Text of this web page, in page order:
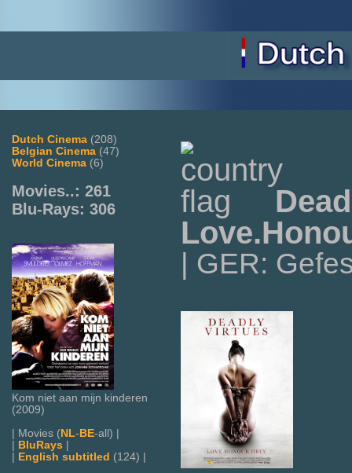
Dutch Cinema (208)
Belgian Cinema (47)
World Cinema (6)
Movies..: 261
Blu-Rays: 306
Kom niet aan mijn kinderen
(2009)
| Movies (NL-BE-all) |
| BluRays |
| English subtitled (124) |
| GER: